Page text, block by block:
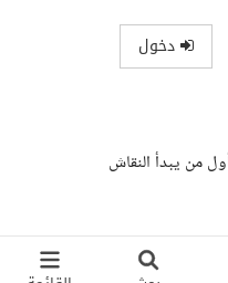
دخول
من يبدأ النقاش